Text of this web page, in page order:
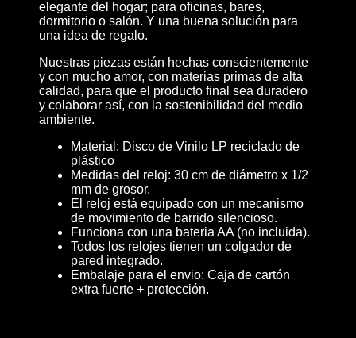
elegante del hogar; para oficinas, bares,
dormitorio o salón. Y una buena solución para
una idea de regalo.
Nuestras piezas están hechas conscientemente
y con mucho amor, con materias primas de alta
calidad, para que el producto final sea duradero
y colaborar así, con la sostenibilidad del medio
ambiente.
Material: Disco de Vinilo LP reciclado de
plástico
Medidas del reloj: 30 cm de diámetro x 1/2
mm de grosor.
El reloj está equipado con un mecanismo
de movimiento de barrido silencioso.
Funciona con una bateria AA (no incluida).
Todos los relojes tienen un colgador de
pared integrado.
Embalaje para el envio: Caja de cartón
extra fuerte + protección.